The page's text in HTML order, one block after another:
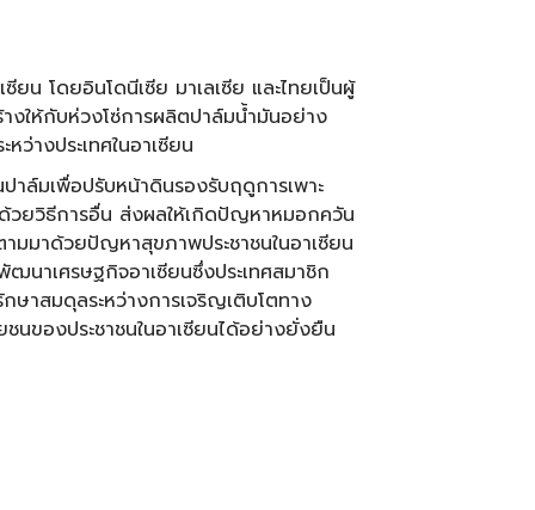
น โดยอินโดนีเซีย มาเลเซีย และไทยเป็นผู้
ให้กับห่วงโซ่การผลิตปาล์มน้ำมันอย่าง
ว่างประเทศในอาเซียน
าล์มเพื่อปรับหน้าดินรองรับฤดูการเพาะ
ยวิธีการอื่น ส่งผลให้เกิดปัญหาหมอกควัน
มมาด้วยปัญหาสุขภาพประชาชนในอาเซียน
าเศรษฐกิจอาเซียนซึ่งประเทศสมาชิก
ษาสมดุลระหว่างการเจริญเติบโตทาง
ของประชาชนในอาเซียนได้อย่างยั่งยืน